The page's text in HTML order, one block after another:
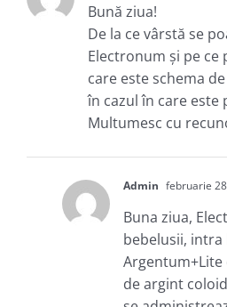
Bună ziua!
De la ce vârstă se
Electronum și pe ce
care este schema
în cazul în care este
Multumesc cu
Admin februarie
Buna ziua,
bebelusii, intra
de argint